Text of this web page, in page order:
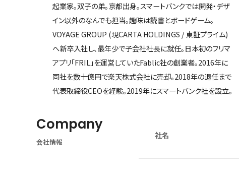
起業家。双子の弟。京都出身。スマートバンクでは開発・デザ
イン以外のなんでも担当。趣味は読書とボードゲーム。
VOYAGE GROUP (現CARTA HOLDINGS / 東証プライム)
へ新卒入社し、最年少で子会社社長に就任。日本初のフリマ
アプリ「FRIL」を運営していたFablic社の創業者。2016年に
同社を数十億円で楽天株式会社に売却。2018年の退任まで
代表取締役CEOを経験。2019年にスマートバンク社を設立。
Company
会社情報
社名